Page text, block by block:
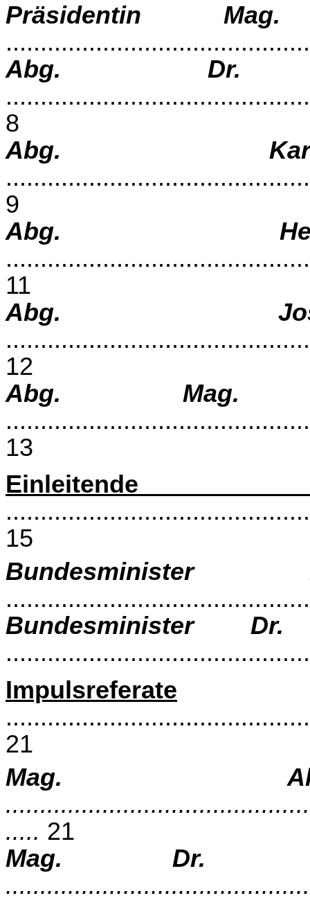
Präsidentin
Abg. Dr.
8
Abg.
9
Abg.
11
Abg.
12
Abg. Mag.
13
15
Bundesminister
Bundesminister
Impulsreferate
21
Mag.
..... 21
Mag. Dr.